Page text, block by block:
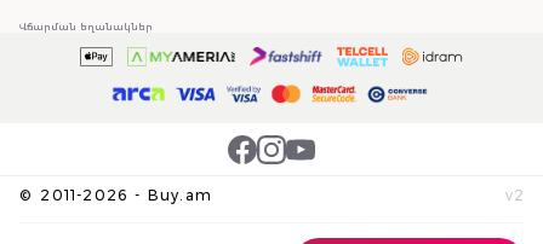
© 2011-2026 - Buy.am v2
Վճարման եղանակներ